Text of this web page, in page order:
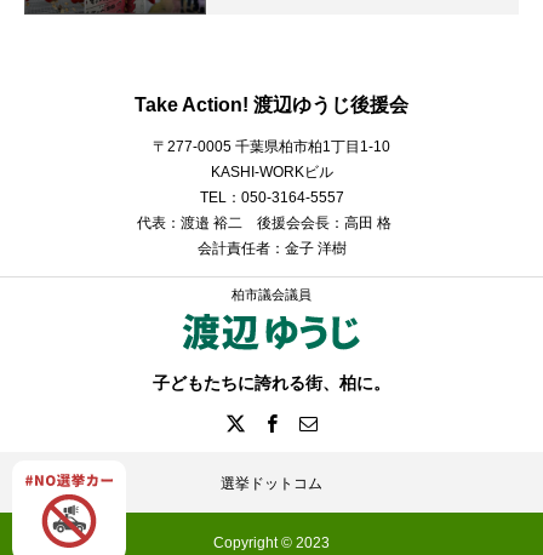
Take Action! 渡辺ゆうじ後援会
〒277-0005 千葉県柏市柏1丁目1-10
KASHI-WORKビル
TEL：050-3164-5557
代表：渡邉 裕二 後援会会長：高田 格
会計責任者：金子 洋樹
柏市議会議員
子どもたちに誇れる街、柏に。
選挙ドットコム
Copyright © 2023